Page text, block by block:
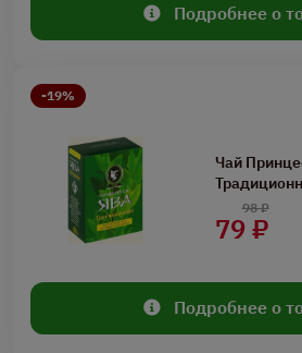
Подробнее о
-19%
Чай
79 ₽
98 ₽
Подробнее о